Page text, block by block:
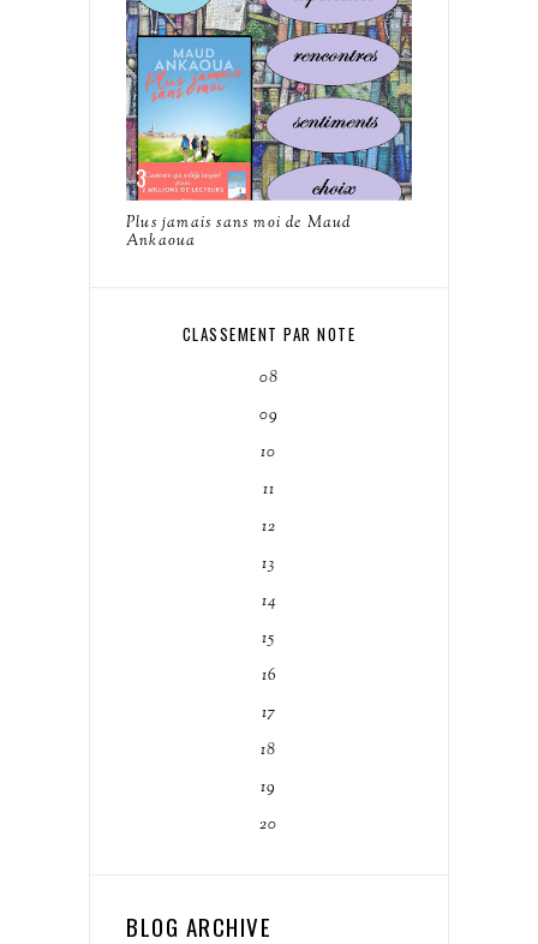
Plus jamais sans moi de Maud
Ankaoua
CLASSEMENT PAR NOTE
08
09
10
11
12
13
14
15
16
17
18
19
20
BLOG ARCHIVE